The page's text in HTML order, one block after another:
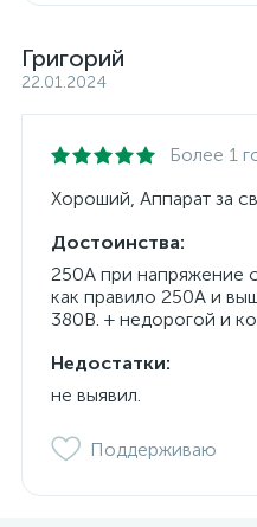
Григорий
22.01.2024
Более 1
Хороший, Аппарат за
Достоинства:
250А при напряжение
как правило 250А и
380В. + недорогой и
Недостатки:
не выявил.
Поддерживаю